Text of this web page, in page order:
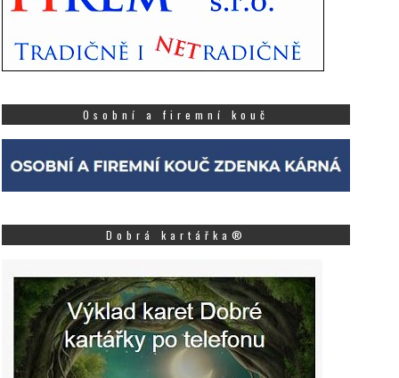
Osobní a firemní kouč
Dobrá kartářka®